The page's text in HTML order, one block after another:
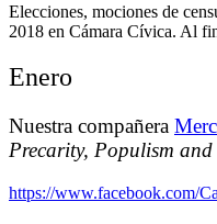
Elecciones, mociones de
2018 en Cámara Cívica. Al
Enero
Nuestra compañera
Precarity, Populism
https://www.facebook.com/